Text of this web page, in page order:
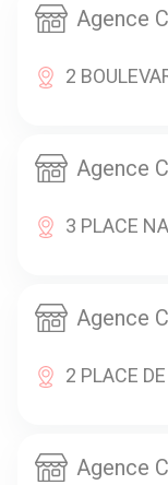
Agence
2
Agence
3 PLACE
Agence
2 PLACE
Agence